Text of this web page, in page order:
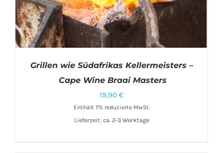
Grillen wie Südafrikas Kellermeisters –
Cape Wine Braai Masters
19,90 €
Enthält 7% reduzierte MwSt.
Lieferzeit: ca. 2-3 Werktage